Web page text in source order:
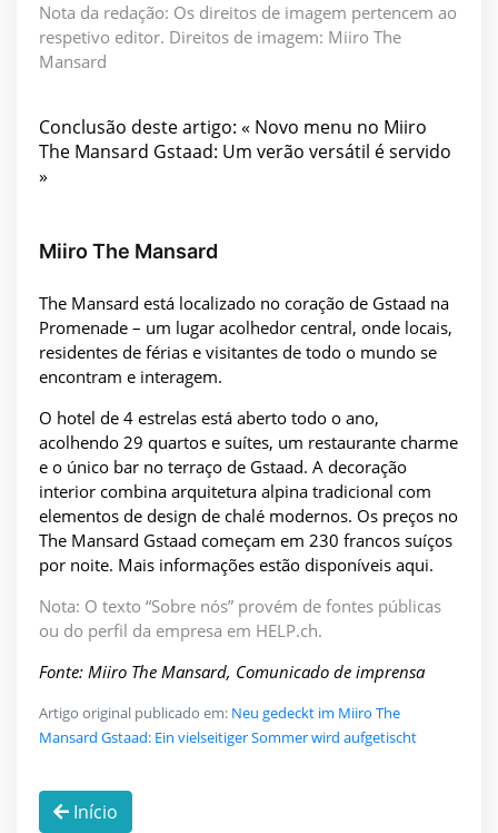
Nota da redação: Os direitos de imagem pertencem ao
respetivo editor. Direitos de imagem: Miiro The
Mansard
Conclusão deste artigo: « Novo menu no Miiro
The Mansard Gstaad: Um verão versátil é servido
»
Miiro The Mansard
The Mansard está localizado no coração de Gstaad na
Promenade – um lugar acolhedor central, onde locais,
residentes de férias e visitantes de todo o mundo se
encontram e interagem.
O hotel de 4 estrelas está aberto todo o ano,
acolhendo 29 quartos e suítes, um restaurante charme
e o único bar no terraço de Gstaad. A decoração
interior combina arquitetura alpina tradicional com
elementos de design de chalé modernos. Os preços no
The Mansard Gstaad começam em 230 francos suíços
por noite. Mais informações estão disponíveis aqui.
Nota: O texto “Sobre nós” provém de fontes públicas
ou do perfil da empresa em HELP.ch.
Fonte: Miiro The Mansard, Comunicado de imprensa
Artigo original publicado em: Neu gedeckt im Miiro The
Mansard Gstaad: Ein vielseitiger Sommer wird aufgetischt
Início